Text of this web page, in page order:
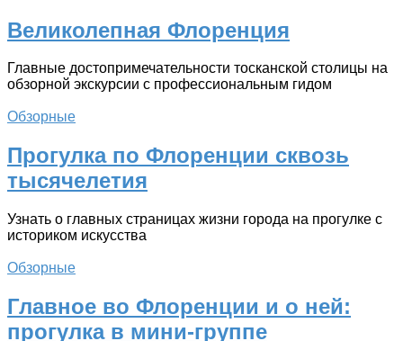
Великолепная Флоренция
Главные достопримечательности тосканской столицы на
обзорной экскурсии с профессиональным гидом
Обзорные
Прогулка по Флоренции сквозь
тысячелетия
Узнать о главных страницах жизни города на прогулке с
историком искусства
Обзорные
Главное во Флоренции и о ней:
прогулка в мини-группе